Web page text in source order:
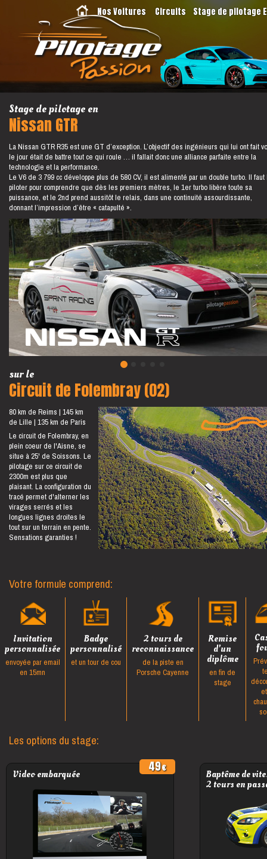
Nos Voitures Circuits Stage de pilotage
Stage de pilotage en
Nissan GTR
La Nissan GTR R35 est une GT d’exception. L’objectif des ingénieurs qui lui ont fait
le jour était de battre tout ce qui roule … il fallait donc une alliance parfaite entre la
technologie et la performance.
Le V6 de 3 799 cc développe plus de 580 CV, il est alimenté par un double turbo. Il
piloter pour comprendre que dès les premiers mètres, le 1er turbo libère toute sa
puissance, et le 2nd prend aussitôt le relais, dans une continuité assourdissante,
donnant l’impression d’être « catapulté ».
sur le
Circuit de Folembray (02)
80 km de Reims 145 km
de Lille 135 km de Paris
Le circuit de Folembray, en
plein coeur de l'Aisne, se
situe à 25' de Soissons. Le
pilotage sur ce circuit de
2300m est plus que
plaisant. La configuration du
tracé permet d'alterner les
virages serrés et les
longues lignes droites le
tout sur un terrain en pente.
Sensations garanties !
Votre formule comprend:
Invitation
personnalisée
envoyée par email
en 15mn
Badge
personnalisé
et un tour de cou
2 tours de
reconnaissance
de la piste en
Porsche Cayenne
Remise
d'un
diplôme
en fin de
stage
Les options du stage:
Video embarquée
49
Baptême de
2 tours en